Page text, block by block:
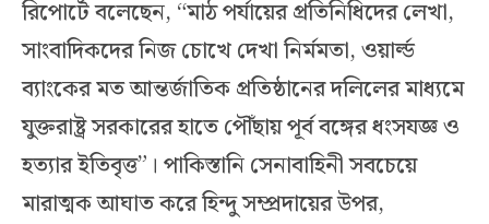
রিপোর্টে বলেছেন, “মাঠ পর্যায়ের প্রতিনিধিদের লেখা,
সাংবাদিকদের নিজ চোখে দেখা নির্মমতা, ওয়ার্ল্ড
ব্যাংকের মত আন্তর্জাতিক প্রতিষ্ঠানের দলিলের মাধ্যমে
যুক্তরাষ্ট্র সরকারের হাতে পৌঁছায় পূর্ব বঙ্গের ধংসযজ্ঞ ও
হত্যার ইতিবৃত্ত”। পাকিস্তানি সেনাবাহিনী সবচেয়ে
মারাত্মক আঘাত করে হিন্দু সম্প্রদায়ের উপর,